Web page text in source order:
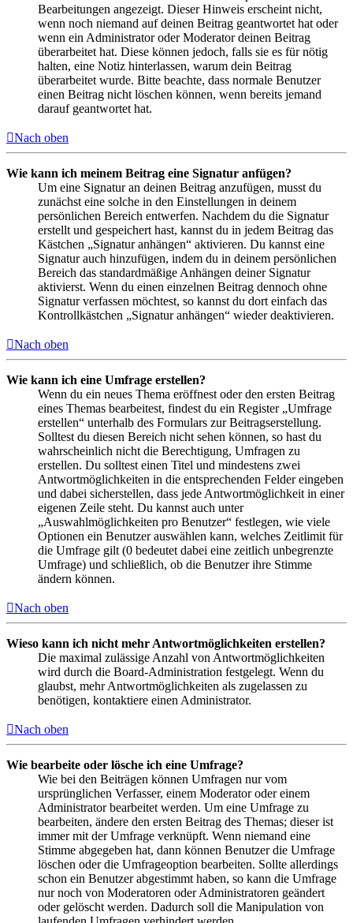
Bearbeitungen angezeigt. Dieser Hinweis erscheint nicht,
wenn noch niemand auf deinen Beitrag geantwortet hat oder
wenn ein Administrator oder Moderator deinen Beitrag
überarbeitet hat. Diese können jedoch, falls sie es für nötig
halten, eine Notiz hinterlassen, warum dein Beitrag
überarbeitet wurde. Bitte beachte, dass normale Benutzer
einen Beitrag nicht löschen können, wenn bereits jemand
darauf geantwortet hat.
Nach oben
Wie kann ich meinem Beitrag eine Signatur anfügen?
Um eine Signatur an deinen Beitrag anzufügen, musst du
zunächst eine solche in den Einstellungen in deinem
persönlichen Bereich entwerfen. Nachdem du die Signatur
erstellt und gespeichert hast, kannst du in jedem Beitrag das
Kästchen „Signatur anhängen“ aktivieren. Du kannst eine
Signatur auch hinzufügen, indem du in deinem persönlichen
Bereich das standardmäßige Anhängen deiner Signatur
aktivierst. Wenn du einen einzelnen Beitrag dennoch ohne
Signatur verfassen möchtest, so kannst du dort einfach das
Kontrollkästchen „Signatur anhängen“ wieder deaktivieren.
Nach oben
Wie kann ich eine Umfrage erstellen?
Wenn du ein neues Thema eröffnest oder den ersten Beitrag
eines Themas bearbeitest, findest du ein Register „Umfrage
erstellen“ unterhalb des Formulars zur Beitragserstellung.
Solltest du diesen Bereich nicht sehen können, so hast du
wahrscheinlich nicht die Berechtigung, Umfragen zu
erstellen. Du solltest einen Titel und mindestens zwei
Antwortmöglichkeiten in die entsprechenden Felder eingeben
und dabei sicherstellen, dass jede Antwortmöglichkeit in einer
eigenen Zeile steht. Du kannst auch unter
„Auswahlmöglichkeiten pro Benutzer“ festlegen, wie viele
Optionen ein Benutzer auswählen kann, welches Zeitlimit für
die Umfrage gilt (0 bedeutet dabei eine zeitlich unbegrenzte
Umfrage) und schließlich, ob die Benutzer ihre Stimme
ändern können.
Nach oben
Wieso kann ich nicht mehr Antwortmöglichkeiten erstellen?
Die maximal zulässige Anzahl von Antwortmöglichkeiten
wird durch die Board-Administration festgelegt. Wenn du
glaubst, mehr Antwortmöglichkeiten als zugelassen zu
benötigen, kontaktiere einen Administrator.
Nach oben
Wie bearbeite oder lösche ich eine Umfrage?
Wie bei den Beiträgen können Umfragen nur vom
ursprünglichen Verfasser, einem Moderator oder einem
Administrator bearbeitet werden. Um eine Umfrage zu
bearbeiten, ändere den ersten Beitrag des Themas; dieser ist
immer mit der Umfrage verknüpft. Wenn niemand eine
Stimme abgegeben hat, dann können Benutzer die Umfrage
löschen oder die Umfrageoption bearbeiten. Sollte allerdings
schon ein Benutzer abgestimmt haben, so kann die Umfrage
nur noch von Moderatoren oder Administratoren geändert
oder gelöscht werden. Dadurch soll die Manipulation von